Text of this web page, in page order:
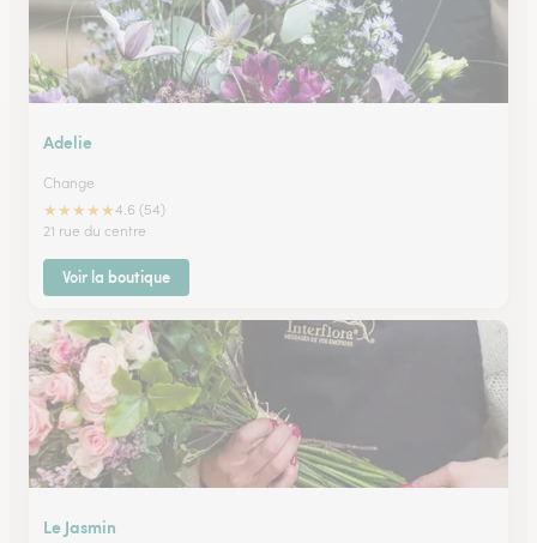
Adelie
Change
★★★★★4.6 (54)
21 rue du centre
Voir la boutique
Le Jasmin